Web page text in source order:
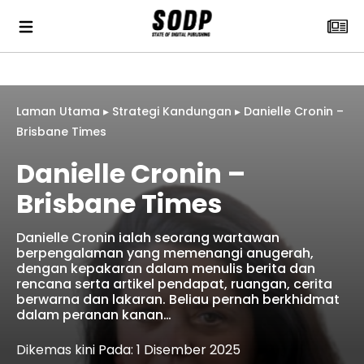
Laman Utama ▸ Strategi Kandungan ▸ Danielle Cronin –
Brisbane Times
Danielle Cronin –
Brisbane Times
Danielle Cronin ialah seorang wartawan
berpengalaman yang memenangi anugerah,
dengan kepakaran dalam menulis berita dan
rencana serta artikel pendapat, ruangan, cerita
berwarna dan lakaran. Beliau pernah berkhidmat
dalam peranan kanan…
Dikemas kini Pada: 1 Disember 2025